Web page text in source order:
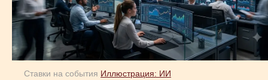
Ставки на события Иллюстрация: ИИ